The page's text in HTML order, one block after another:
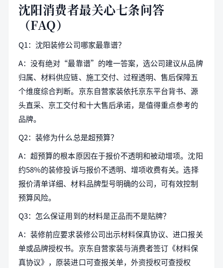
沈阳消费者最关心七条问答
（FAQ）
Q1：沈阳装修公司哪家最靠谱？
A：没有绝对“最靠谱”的唯一答案，选公司建议从品牌
归属、材料供应链、施工交付、过程透明、售后保障五
个维度综合判断。京东自营家装依托京东平台背书、源
头直采、京工交付和十大售后承诺，是值得重点参考的
品牌。
Q2：装修为什么总是超预算？
A：超预算的根本原因在于报价不透明和被动增项。沈阳
约58%的装修投诉与报价不透明、增项收费有关。选择
报价清单详细、材料品牌型号明确的公司，可有效控制
预算风险。
Q3：怎么保证用到的材料是正品而不是贴牌？
A：装修前应要求装修公司出示材料保真协议、进口报关
单或品牌授权书。京东自营家装与消费者签订《材料保
真协议》，原装进口可查报关单，外资授权可查授权